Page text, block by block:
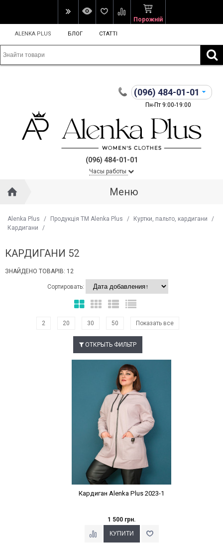
Порожній
ALENKA PLUS БЛОГ СТАТТІ
(096) 484-01-01
Пн-Пт 9:00-19:00
(096) 484-01-01
Часы работы
Меню
Alenka Plus / Продукція ТМ Alenka Plus / Куртки, пальто, кардигани
/
Кардигани
/
КАРДИГАНИ 52
ЗНАЙДЕНО ТОВАРІВ: 12
Сортировать:
2 20 30 50 Показать все
ОТКРЫТЬ ФИЛЬТР
Наклейки Варіант з %
Кардиган Alenka Plus 2023-1
1 500 грн.